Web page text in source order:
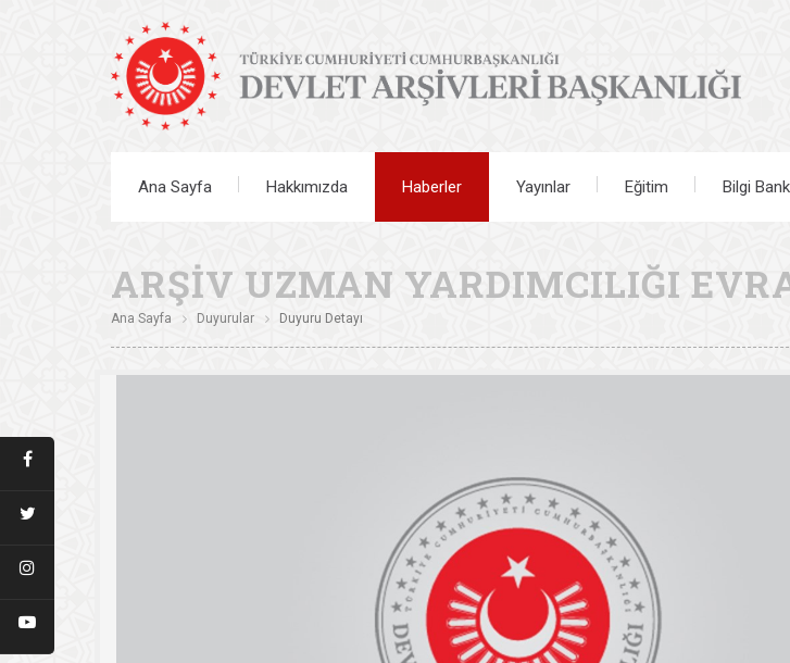
Ana Sayfa Hakkımızda Haberler Yayınlar Eğitim Bilgi
ARŞİV UZMAN YARDIMCILIĞI
Ana Sayfa Duyurular Duyuru Detayı